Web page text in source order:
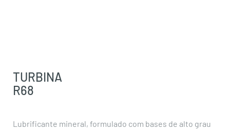
TURBINA
R68
Lubrificante mineral, formulado com bases de alto grau